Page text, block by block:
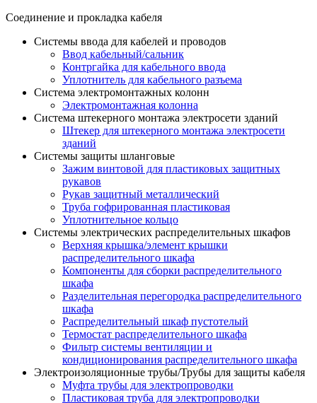
Соединение и прокладка кабеля
Системы ввода для кабелей и проводов
Ввод кабельный/сальник
Контргайка для кабельного ввода
Уплотнитель для кабельного разъема
Система электромонтажных колонн
Электромонтажная колонна
Система штекерного монтажа электросети зданий
Штекер для штекерного монтажа электросети
зданий
Системы защиты шланговые
Зажим винтовой для пластиковых защитных
рукавов
Рукав защитный металлический
Труба гофрированная пластиковая
Уплотнительное кольцо
Системы электрических распределительных шкафов
Верхняя крышка/элемент крышки
распределительного шкафа
Компоненты для сборки распределительного
шкафа
Разделительная перегородка распределительного
шкафа
Распределительный шкаф пустотелый
Термостат распределительного шкафа
Фильтр системы вентиляции и
кондиционирования распределительного шкафа
Электроизоляционные трубы/Трубы для защиты кабеля
Муфта трубы для электропроводки
Пластиковая труба для электропроводки